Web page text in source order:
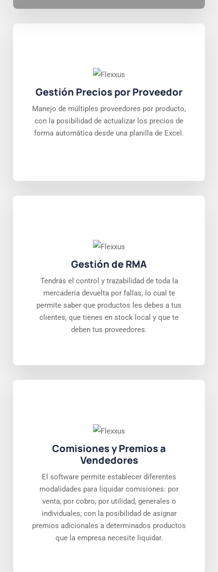
Gestión Precios por Proveedor
Manejo de múltiples proveedores por producto,
con la posibilidad de actualizar los precios de
forma automática desde una planilla de Excel.
Gestión de RMA
Tendrás el control y trazabilidad de toda la
mercadería devuelta por fallas, lo cual te
permite saber que productos les debes a tus
clientes, que tienes en stock local y que te
deben tus proveedores.
Comisiones y Premios a
Vendedores
El software permite establecer diferentes
modalidades para liquidar comisiones: por
venta, por cobro, por utilidad, generales o
individuales; con la posibilidad de asignar
premios adicionales a determinados productos
que la empresa necesite liquidar.